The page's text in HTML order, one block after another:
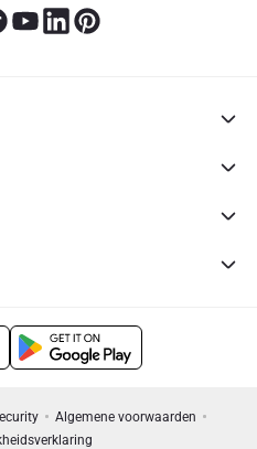
Algemene voorwaarden